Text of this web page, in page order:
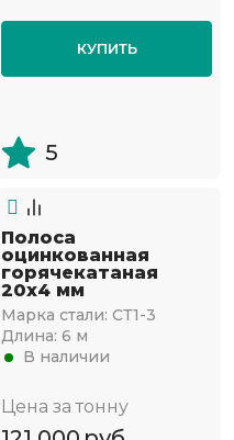
КУПИТЬ
5
Полоса
оцинкованная
горячекатаная
20х4 мм
Марка стали: СТ1-3
Длина: 6 м
В наличии
Цена за тонну